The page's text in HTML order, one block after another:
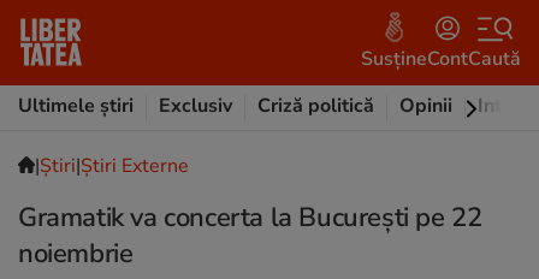
SusțineContCaută
Ultimele știri
Exclusiv Criză politică Opinii
|Ştiri|Știri Externe
Gramatik va concerta la București pe 22
noiembrie